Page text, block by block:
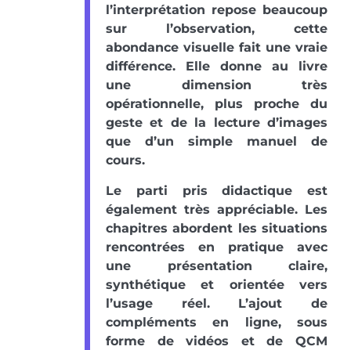
l’interprétation repose beaucoup
sur l’observation, cette
abondance visuelle fait une vraie
différence. Elle donne au livre
une dimension très
opérationnelle, plus proche du
geste et de la lecture d’images
que d’un simple manuel de
cours.
Le parti pris didactique est
également très appréciable. Les
chapitres abordent les situations
rencontrées en pratique avec
une présentation claire,
synthétique et orientée vers
l’usage réel. L’ajout de
compléments en ligne, sous
forme de vidéos et de QCM